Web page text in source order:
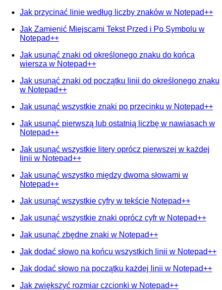
Jak przycinać linie według liczby znaków w Notepad++
Jak Zamienić Miejscami Tekst Przed i Po Symbolu w
Notepad++
Jak usunąć znaki od określonego znaku do końca
wiersza w Notepad++
Jak usunąć znaki od początku linii do określonego znaku
w Notepad++
Jak usunąć wszystkie znaki po przecinku w Notepad++
Jak usunąć pierwszą lub ostatnią liczbę w nawiasach w
Notepad++
Jak usunąć wszystkie litery oprócz pierwszej w każdej
linii w Notepad++
Jak usunąć wszystko między dwoma słowami w
Notepad++
Jak usunąć wszystkie cyfry w tekście Notepad++
Jak usunąć wszystkie znaki oprócz cyfr w Notepad++
Jak usunąć zbędne znaki w Notepad++
Jak dodać słowo na końcu wszystkich linii w Notepad++
Jak dodać słowo na początku każdej linii w Notepad++
Jak zwiększyć rozmiar czcionki w Notepad++